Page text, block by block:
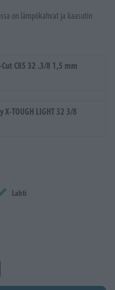
on lämpökahvat ja kaasutin
Cut C85 32 .3/8 1,5 mm
X-TOUGH LIGHT 32 3/8
Lahti
määrää